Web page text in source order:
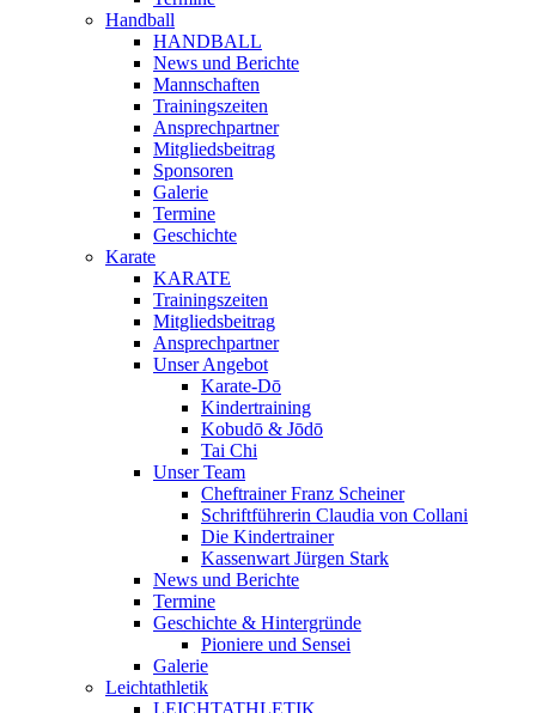
Handball
HANDBALL
News und Berichte
Mannschaften
Trainingszeiten
Ansprechpartner
Mitgliedsbeitrag
Sponsoren
Galerie
Termine
Geschichte
Karate
KARATE
Trainingszeiten
Mitgliedsbeitrag
Ansprechpartner
Unser Angebot
Karate-Dō
Kindertraining
Kobudō & Jōdō
Tai Chi
Unser Team
Cheftrainer Franz Scheiner
Schriftführerin Claudia von Collani
Die Kindertrainer
Kassenwart Jürgen Stark
News und Berichte
Termine
Geschichte & Hintergründe
Pioniere und Sensei
Galerie
Leichtathletik
LEICHTATHLETIK